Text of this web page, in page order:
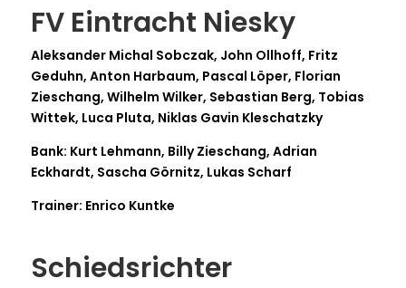
FV Eintracht Niesky
Aleksander Michal Sobczak, John Ollhoff, Fritz
Geduhn, Anton Harbaum, Pascal Löper, Florian
Zieschang, Wilhelm Wilker, Sebastian Berg, Tobias
Wittek, Luca Pluta, Niklas Gavin Kleschatzky
Bank: Kurt Lehmann, Billy Zieschang, Adrian
Eckhardt, Sascha Görnitz, Lukas Scharf
Trainer: Enrico Kuntke
Schiedsrichter